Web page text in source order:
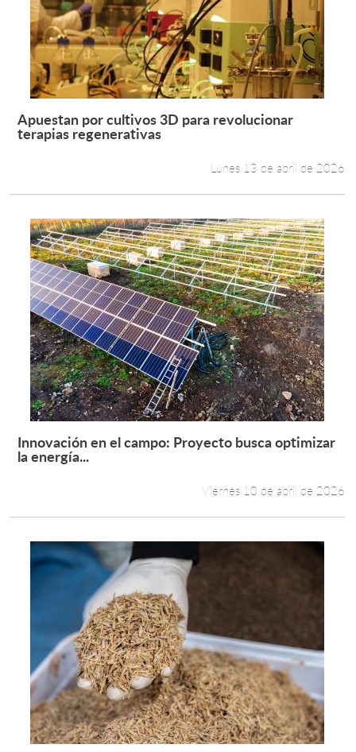
Leer más +
Apuestan por cultivos 3D para revolucionar
terapias regenerativas
Lunes 13 de abril de 2026
Leer más +
Innovación en el campo: Proyecto busca optimizar
la energía...
Viernes 10 de abril de 2026